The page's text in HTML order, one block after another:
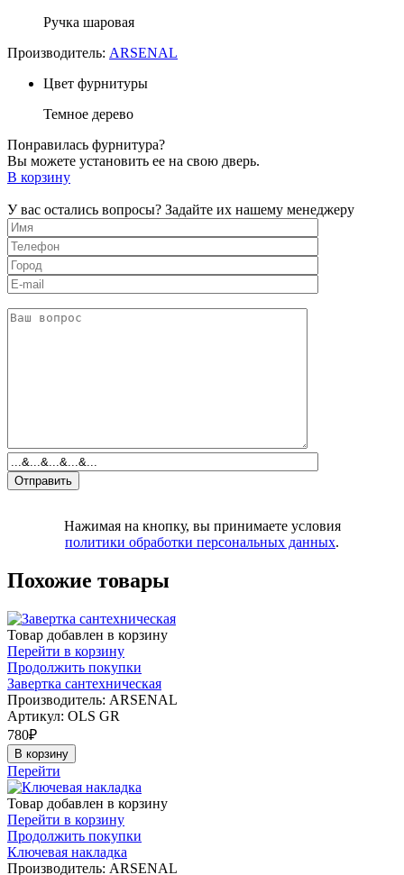
Ручка шаровая
Производитель: ARSENAL
Цвет фурнитуры
Темное дерево
Понравилась фурнитура?
Вы можете установить ее на свою дверь.
В корзину
У вас остались вопросы? Задайте их нашему менеджеру
Нажимая на кнопку, вы принимаете условия
политики обработки персональных данных.
Похожие товары
Товар добавлен в корзину
Перейти в корзину
Продолжить покупки
Завертка сантехническая
Производитель: ARSENAL
Артикул: OLS GR
780₽
В корзину
Перейти
Товар добавлен в корзину
Перейти в корзину
Продолжить покупки
Ключевая накладка
Производитель: ARSENAL